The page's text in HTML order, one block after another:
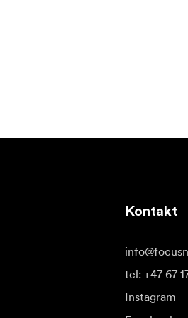
Kontakt
tel: +47 67
Instagram